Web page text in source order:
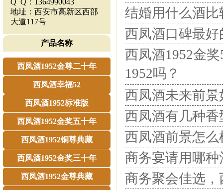
Q Q：1364990043
地址：西安市高新区西部
大道117号
产品名称
西凤酒1952金尊二十年
西凤酒幸福52
西凤酒1952标准版
西凤酒1952金奖五十年
西凤酒1952铜尊典藏
西凤酒1952金奖三十年
西凤酒1952金尊典藏
结婚用什么酒比
西凤酒口碑最
西凤酒1952金
1952吗？
西凤酒未来前
西凤酒有几种
西凤酒前景怎
商务宴请用哪种
商务聚会佳选